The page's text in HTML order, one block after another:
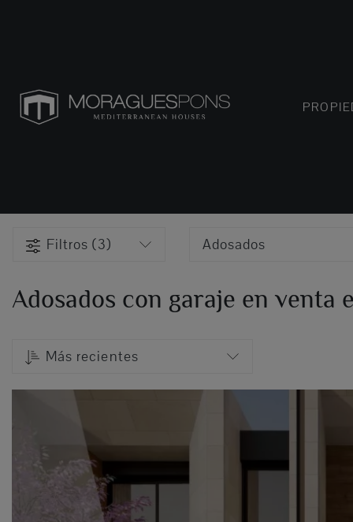
Filtros (3) Adosados
Adosados con garaje en venta
Más recientes